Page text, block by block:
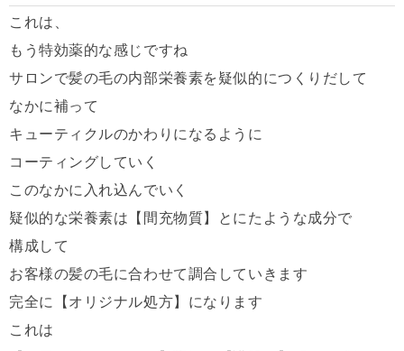
これは、
もう特効薬的な感じですね
サロンで髪の毛の内部栄養素を疑似的につくりだして
なかに補って
キューティクルのかわりになるように
コーティングしていく
このなかに入れ込んでいく
疑似的な栄養素は【間充物質】とにたような成分で
構成して
お客様の髪の毛に合わせて調合していきます
完全に【オリジナル処方】になります
これは